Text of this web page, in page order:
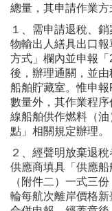
總量，其申請作業方
１、需申請退稅、
物輸出人繕具出口
方式」欄內並申報
後，辦理通關，並
船舶貯藏室。惟申
數量外，其作業程
線船舶供作燃料（
點」相關規定辦理。
２、經聲明放棄退
供應商填具「供應船
（附件二）一式三
輪每航次離岸價格